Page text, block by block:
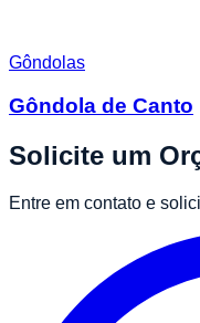
Gôndolas
Gôndola de Canto
Solicite um
Entre em contato e